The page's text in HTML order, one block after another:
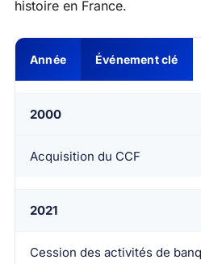
histoire en France.
Année Événement clé
2000
Acquisition du CCF
2021
Cession des activités de